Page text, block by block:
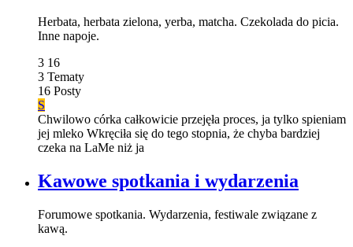
Herbata, herbata zielona, yerba, matcha. Czekolada do picia.
Inne napoje.
3 16
3 Tematy
16 Posty
S
Chwilowo córka całkowicie przejęła proces, ja tylko spieniam
jej mleko Wkręciła się do tego stopnia, że chyba bardziej
czeka na LaMe niż ja
Kawowe spotkania i wydarzenia
Forumowe spotkania. Wydarzenia, festiwale związane z
kawą.